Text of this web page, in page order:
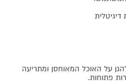
על האוכל המאוחסן ומתריעה
פתוחות.